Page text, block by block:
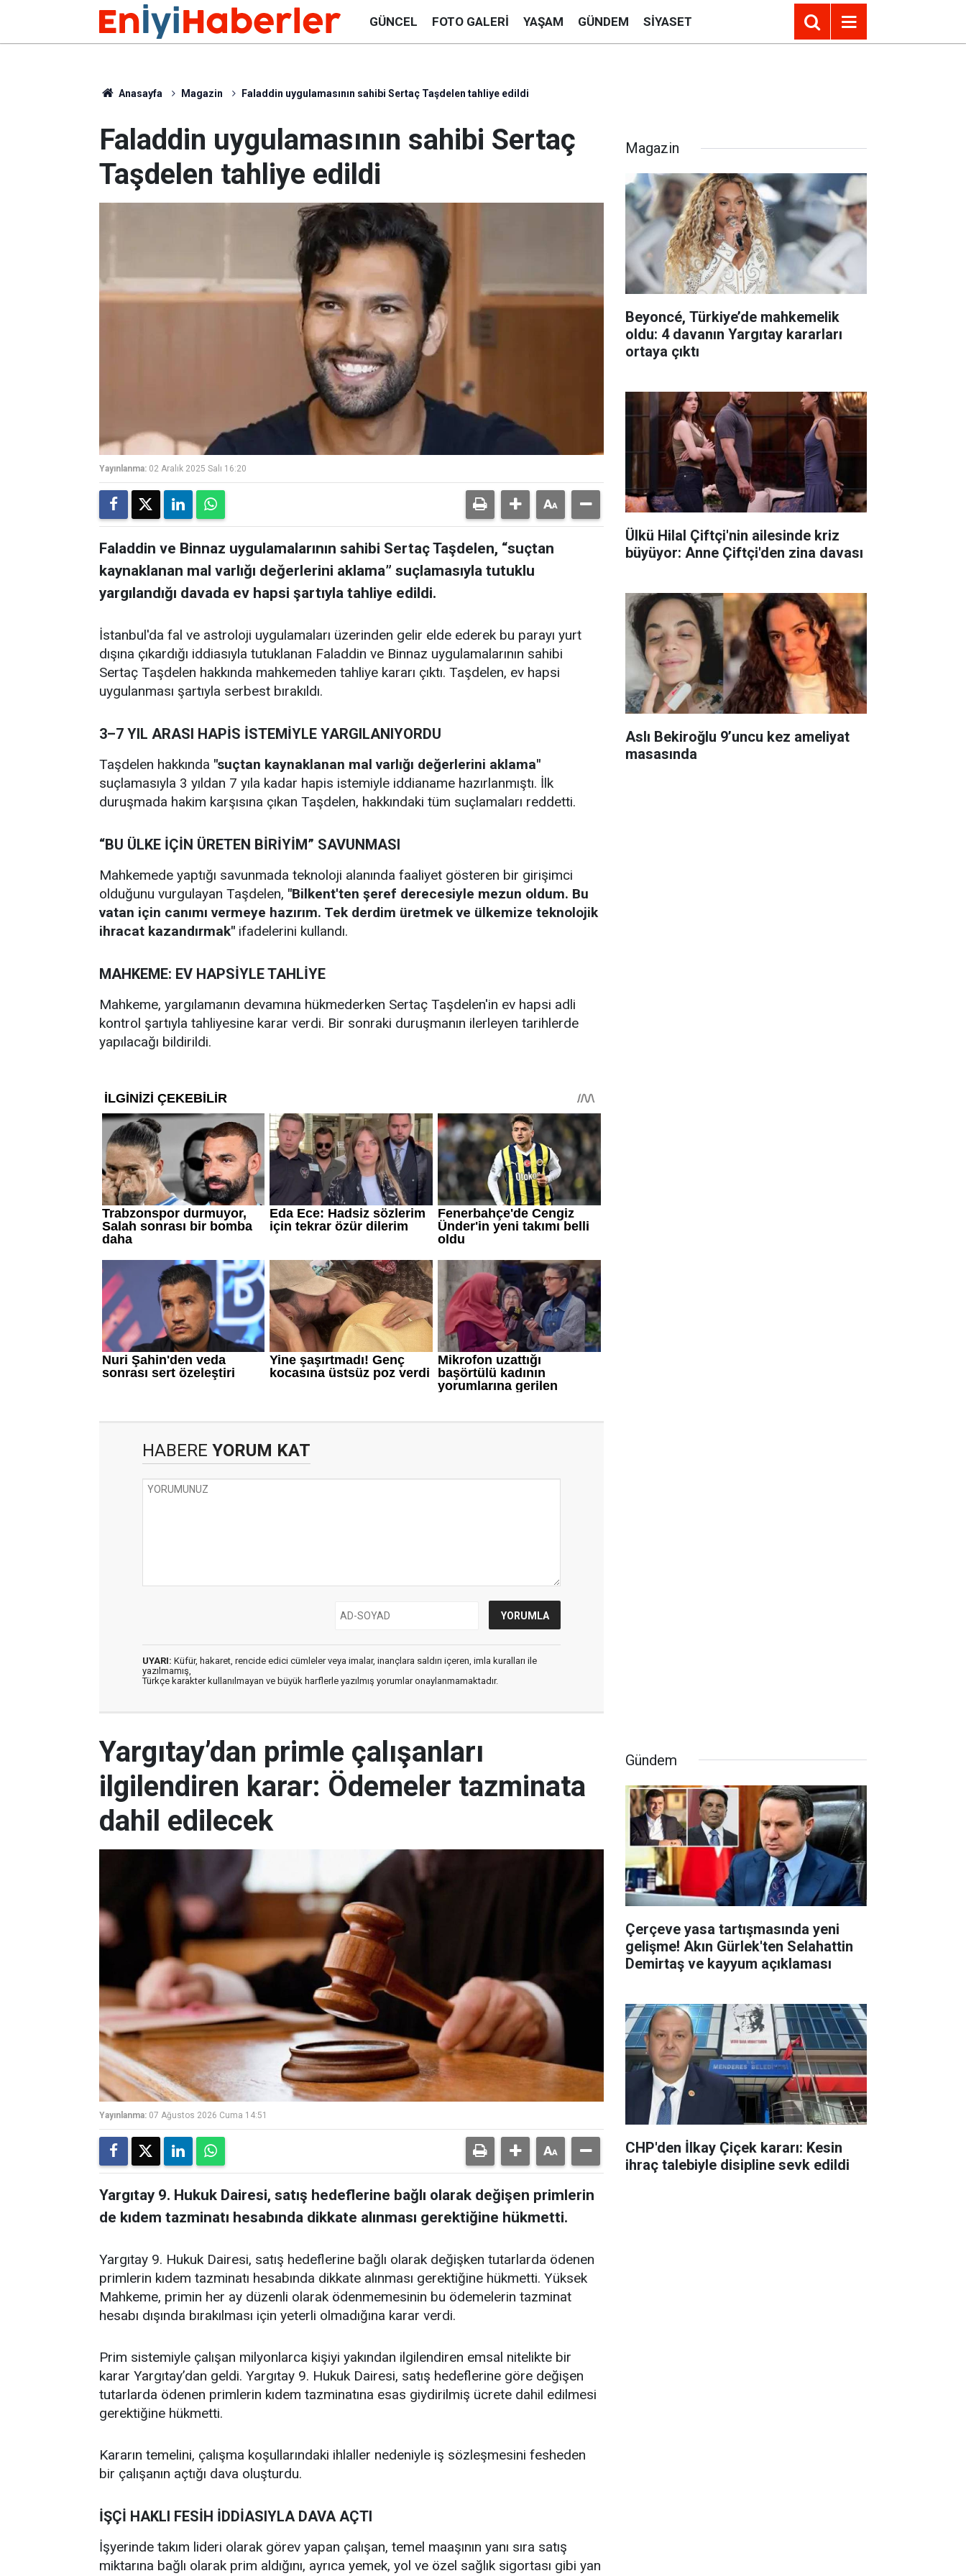
GÜNCEL FOTO GALERI YAŞAM GÜNDEM SIYASET
Anasayfa Magazin Faladdin uygulamasının sahibi Sertaç Taşdelen tahliye edildi
Faladdin uygulamasının sahibi Sertaç
Taşdelen tahliye edildi
Yayınlanma: 02 Aralık 2025 Salı 16:20
Faladdin ve Binnaz uygulamalarının sahibi Sertaç Taşdelen, “suçtan
kaynaklanan mal varlığı değerlerini aklama” suçlamasıyla tutuklu
yargılandığı davada ev hapsi şartıyla tahliye edildi.
İstanbul'da fal ve astroloji uygulamaları üzerinden gelir elde ederek bu parayı yurt
dışına çıkardığı iddiasıyla tutuklanan Faladdin ve Binnaz uygulamalarının sahibi
Sertaç Taşdelen hakkında mahkemeden tahliye kararı çıktı. Taşdelen, ev hapsi
uygulanması şartıyla serbest bırakıldı.
3–7 YIL ARASI HAPİS İSTEMİYLE YARGILANIYORDU
Taşdelen hakkında "suçtan kaynaklanan mal varlığı değerlerini aklama"
suçlamasıyla 3 yıldan 7 yıla kadar hapis istemiyle iddianame hazırlanmıştı. İlk
duruşmada hakim karşısına çıkan Taşdelen, hakkındaki tüm suçlamaları reddetti.
“BU ÜLKE İÇİN ÜRETEN BİRİYİM” SAVUNMASI
Mahkemede yaptığı savunmada teknoloji alanında faaliyet gösteren bir girişimci
olduğunu vurgulayan Taşdelen, "Bilkent'ten şeref derecesiyle mezun oldum. Bu
vatan için canımı vermeye hazırım. Tek derdim üretmek ve ülkemize teknolojik
ihracat kazandırmak" ifadelerini kullandı.
MAHKEME: EV HAPSİYLE TAHLİYE
Mahkeme, yargılamanın devamına hükmederken Sertaç Taşdelen'in ev hapsi adli
kontrol şartıyla tahliyesine karar verdi. Bir sonraki duruşmanın ilerleyen tarihlerde
yapılacağı bildirildi.
HABERE YORUM KAT
UYARI: Küfür, hakaret, rencide edici cümleler veya imalar, inançlara saldırı içeren, imla kuralları ile
yazılmamış,
Türkçe karakter kullanılmayan ve büyük harflerle yazılmış yorumlar onaylanmamaktadır.
Magazin
Beyoncé, Türkiye’de mahkemelik
oldu: 4 davanın Yargıtay kararları
ortaya çıktı
Ülkü Hilal Çiftçi'nin ailesinde kriz
büyüyor: Anne Çiftçi'den zina davası
Aslı Bekiroğlu 9’uncu kez ameliyat
masasında
Yargıtay’dan primle çalışanları
ilgilendiren karar: Ödemeler tazminata
dahil edilecek
Yayınlanma: 07 Ağustos 2026 Cuma 14:51
Yargıtay 9. Hukuk Dairesi, satış hedeflerine bağlı olarak değişen primlerin
de kıdem tazminatı hesabında dikkate alınması gerektiğine hükmetti.
Yargıtay 9. Hukuk Dairesi, satış hedeflerine bağlı olarak değişken tutarlarda ödenen
primlerin kıdem tazminatı hesabında dikkate alınması gerektiğine hükmetti. Yüksek
Mahkeme, primin her ay düzenli olarak ödenmemesinin bu ödemelerin tazminat
hesabı dışında bırakılması için yeterli olmadığına karar verdi.
Prim sistemiyle çalışan milyonlarca kişiyi yakından ilgilendiren emsal nitelikte bir
karar Yargıtay’dan geldi. Yargıtay 9. Hukuk Dairesi, satış hedeflerine göre değişen
tutarlarda ödenen primlerin kıdem tazminatına esas giydirilmiş ücrete dahil edilmesi
gerektiğine hükmetti.
Kararın temelini, çalışma koşullarındaki ihlaller nedeniyle iş sözleşmesini fesheden
bir çalışanın açtığı dava oluşturdu.
İŞÇİ HAKLI FESİH İDDİASIYLA DAVA AÇTI
İşyerinde takım lideri olarak görev yapan çalışan, temel maaşının yanı sıra satış
miktarına bağlı olarak prim aldığını, ayrıca yemek, yol ve özel sağlık sigortası gibi yan
Gündem
Çerçeve yasa tartışmasında yeni
gelişme! Akın Gürlek'ten Selahattin
Demirtaş ve kayyum açıklaması
CHP'den İlkay Çiçek kararı: Kesin
ihraç talebiyle disipline sevk edildi